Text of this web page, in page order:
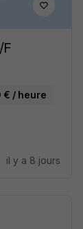
€ / heure
il y a 8 jours